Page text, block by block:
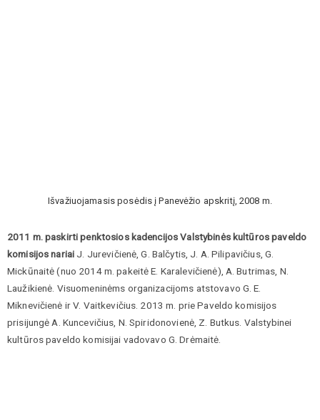
Išvažiuojamasis posėdis į Panevėžio apskritį, 2008 m.
2011 m. paskirti penktosios kadencijos Valstybinės kultūros paveldo
komisijos nariai J. Jurevičienė, G. Balčytis, J. A. Pilipavičius, G.
Mickūnaitė (nuo 2014 m. pakeitė E. Karalevičienė), A. Butrimas, N.
Laužikienė. Visuomeninėms organizacijoms atstovavo G. E.
Miknevičienė ir V. Vaitkevičius. 2013 m. prie Paveldo komisijos
prisijungė A. Kuncevičius, N. Spiridonovienė, Z. Butkus. Valstybinei
kultūros paveldo komisijai vadovavo G. Drėmaitė.